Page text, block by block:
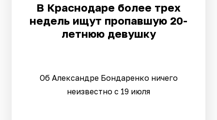
В Краснодаре более трех
недель ищут пропавшую 20-
летнюю девушку
Об Александре Бондаренко ничего
неизвестно с 19 июля